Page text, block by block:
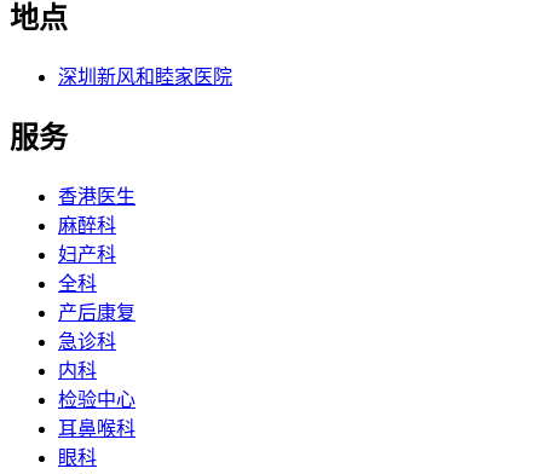
地点
深圳新风和睦家医院
服务
香港医生
麻醉科
妇产科
全科
产后康复
急诊科
内科
检验中心
耳鼻喉科
眼科